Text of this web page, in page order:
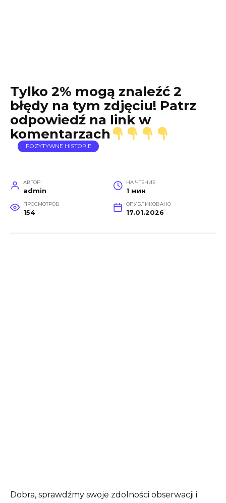
Tylko 2% mogą znaleźć 2
błędy na tym zdjęciu! Patrz
odpowiedź na link w
komentarzach
POZYTYWNE HISTORIE
АВТОР
admin
НА ЧТЕНИЕ
1 мин
ПРОСМОТРОВ
154
ОПУБЛИКОВАНО
17.01.2026
Dobra, sprawdźmy swoje zdolności obserwacji i